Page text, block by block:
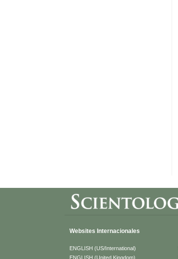
Websites Internacionales
ENGLISH (US/International)
ENGLISH (United Kingdom)